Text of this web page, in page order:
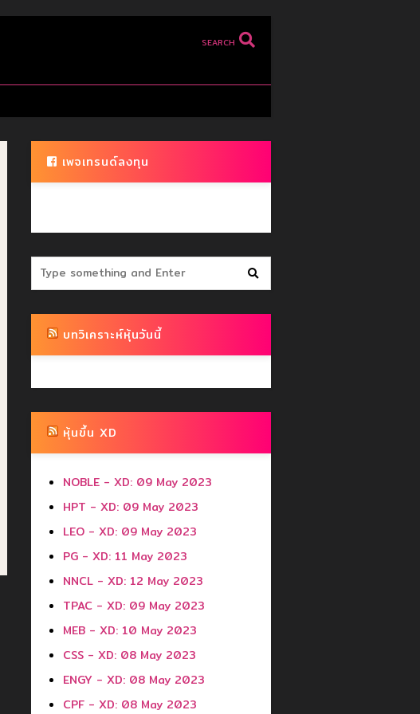
SEARCH
เพจเทรนด์ลงทุน
บทวิเคราะห์หุ้นวันนี้
หุ้นขึ้น XD
NOBLE - XD: 09 May 2023
HPT - XD: 09 May 2023
LEO - XD: 09 May 2023
PG - XD: 11 May 2023
NNCL - XD: 12 May 2023
TPAC - XD: 09 May 2023
MEB - XD: 10 May 2023
CSS - XD: 08 May 2023
ENGY - XD: 08 May 2023
CPF - XD: 08 May 2023